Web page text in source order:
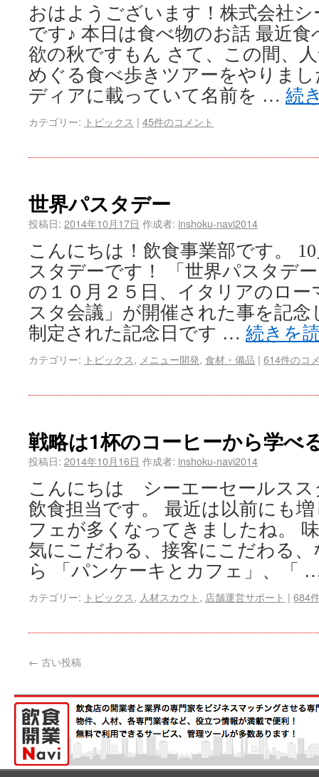
おはようございます！株式会社
です♪ 本日は食べ物のお話 最近
欲の秋ですもん さて、この間、
めぐる食べ歩きツアーをやりま
ディアに載っていて名前を … 続
カテゴリー: トピックス | 45件のコメント
世界パスタデー
投稿日: 2014年10月17日 作成者: inshoku-navi2014
こんにちは！飲食事業部です。
スタデーです！ 「世界パスタデ
の１０月２５日、イタリアのロー
スタ会議」が開催された事を記念
制定された記念日です … 続きを
カテゴリー: トピックス, メニュー開発, 食材・備品 | 614件のコ
戦略は1杯のコーヒーから学べ
投稿日: 2014年10月16日 作成者: inshoku-navi2014
こんにちは シーエーセールス
飲食担当です。 最近は以前にも
フェが多くなってきましたね。
気にこだわる、接客にこだわる
ら 「パンケーキとカフェ」、「
カテゴリー: トピックス, 人材スカウト, 店舗運営サポート | 684
← 古い投稿